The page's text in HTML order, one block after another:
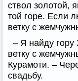
ствол золотой,
той горе. Если
ветку с
– Я найду гору
ветку с
Курамоти. –
свадьбу.